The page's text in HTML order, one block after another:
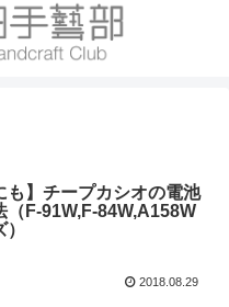
も】チープカシオの電池
（F-91W,F-84W,A158W
2018.08.29